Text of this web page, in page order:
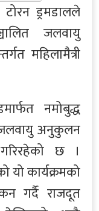
ड्रमडालले
जलवायु
महिलामैत्री
नमोबुद्ध
जलवायु अनुकुलन
छ ।
यो कार्यक्रमको
गर्दै राजदूत